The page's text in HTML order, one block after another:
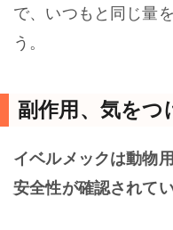
で、いつもと同じ量
う。
副作用、気をつ
イベルメックは動物
安全性が確認されて